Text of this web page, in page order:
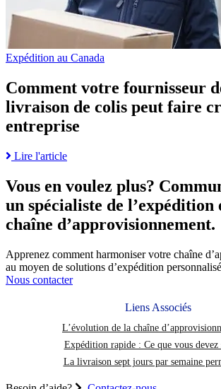
vente
croître
votre
entreprise
page
Expédition au Canada
Comment votre fournisseur
livraison de colis peut faire
entreprise
Lire l'articleRead
Comment
votre
fournisseur
de
de
livraison
de
croître
votre
entreprise
Vous en voulez plus?
un spécialiste de l’expédition
chaîne d’approvisionnement.
Apprenez comment harmoniser votre chaîne
au moyen de solutions d’expédition
Nous contacter
Liens Associés
L’évolution de la chaîne
Expédition rapide : Ce que vous devez
La livraison sept jours par semaine